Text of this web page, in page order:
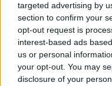
targeted advertising by
section to confirm your
opt-out request is
interest-based ads
us or personal
your opt-out. You may
disclosure of your
Tételszám: 507
Eladó adatai